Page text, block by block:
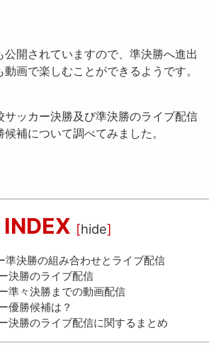
開されていますので、準決勝へ進出
画で楽しむことができるようです。
サッカー決勝及び準決勝のライブ配信
候補について調べてみました。
INDEX [hide]
準決勝の組み合わせとライブ配信
決勝のライブ配信
準々決勝までの動画配信
優勝候補は？
決勝のライブ配信に関するまとめ